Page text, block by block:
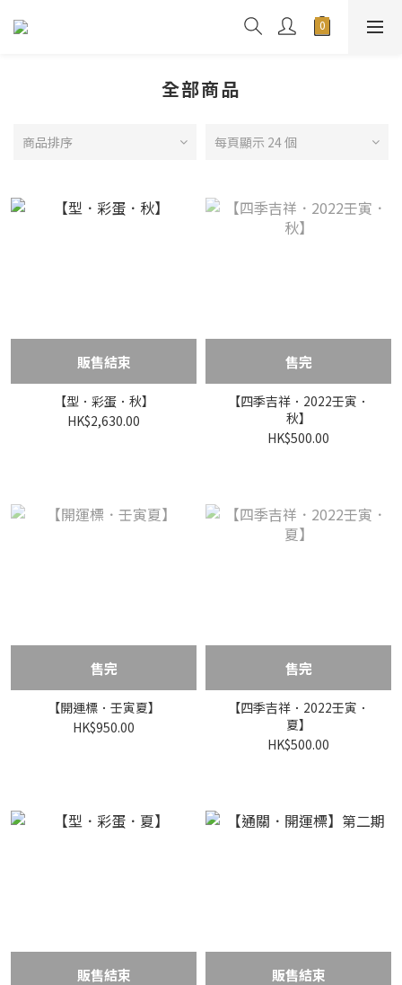
全部商品
商品排序 每頁顯示 24 個
販售結束
【型．彩蛋．秋】
HK$2,630.00
售完
【四季吉祥．2022壬寅．
秋】
HK$500.00
售完
【開運標．壬寅夏】
HK$950.00
售完
【四季吉祥．2022壬寅．
夏】
HK$500.00
販售結束 販售結束